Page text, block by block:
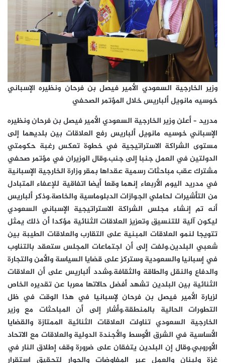
وزير الخارجية السعودي الأمير فيصل بن فرحان ونظيره الإسباني
خوسيه مانويل ألباريس خلال المؤتمر الصحفي
مدريد – أعلن وزير الخارجية السعودي الأمير فيصل بن فرحان ونظيره
الإسباني خوسيه مانويل ألباريس رفع العلاقات بين بلديهما إلى
مستوى الشراكة الاستراتيجية في خطوة تعكس رغبة حكومتي
الدولتين في العمل جنبا إلى جنب.وقال الوزيران في مؤتمر صحفي
مشترك عقب مباحثات رسمية عقداها بمقر وزارة الخارجية الإسبانية
في مدريد اليوم الأربعاء إنهما وقعا أيضا اتفاقية للإعفاء المتبادل
من التأشيرات لحاملي الجوازات الدبلوماسية والخاصة.وذكر ألباريس
أنه تم إنشاء مجلس الشراكة الاستراتيجية الإسباني السعودي
ليكون آلية للتنسيق وتعزيز العلاقات الثنائية مؤكدا أن ذلك يمثل
تتويجا لنمو العلاقات المبنية على التقارب والعلاقات الطيبة بين
شعبي البلدين.ولفت إلى أن اجتماعات المجلس ستعقد بالتناوب
في إسبانيا والسعودية وستركز على قضايا السياسة والأمن والتجارة
والدفاع والنقل والطاقة والثقافة.وشدد ألباريس على أن العلاقات
الثنائية بين البلدين تشهد أفضل حالاتها معربا عن تقديره الخاص
لزيارة الأمير فيصل بن فرحان لإسبانيا في هذا الوقت في ظل
التطورات الحالية بالمنطقة.وأشار إلى أن المباحثات مع وزير
الخارجية السعودي تناولت العلاقات الثنائية الممتازة والقضايا
الأساسية في الشرق الأوسط والأجندة الدولية والعلاقات مع الاتحاد
الأوروبي.وقال إن البلدين يتفقان على ضرورة وقف إطلاق النار في
غزة ولبنان والعمل عبر المفاوضات والحوار لتحقيق استقرار